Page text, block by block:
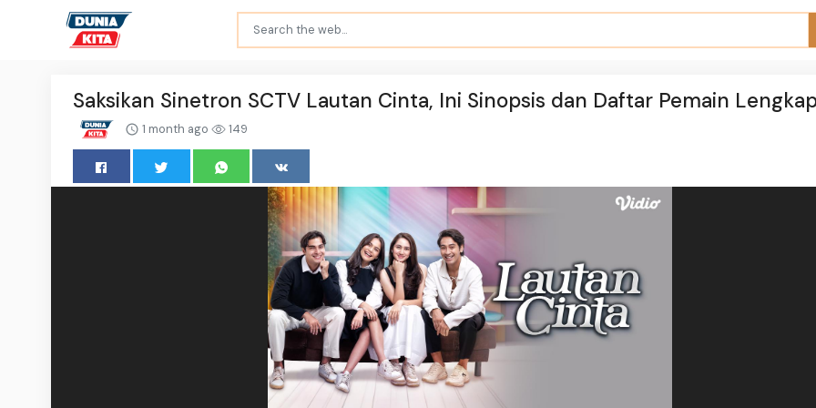
Saksikan Sinetron SCTV Lautan Cinta, Ini Sinopsis dan Daftar Pemain
1 month ago 149